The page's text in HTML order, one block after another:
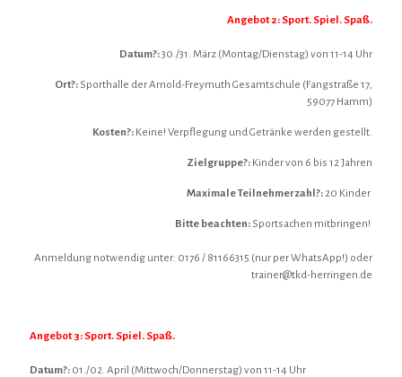
Angebot 2: Sport. Spiel. Spaß.
Datum?:30./31. März (Montag/Dienstag) von 11-14 Uhr
Ort?: Sporthalle der Arnold-Freymuth Gesamtschule (Fangstraße 17,
59077 Hamm)
Kosten?: Keine! Verpflegung und Getränke werden gestellt.
Zielgruppe?: Kinder von 6 bis 12 Jahren
Maximale Teilnehmerzahl?: 20 Kinder
Bitte beachten: Sportsachen mitbringen!
Anmeldung notwendig unter: 0176 / 81166315 (nur per WhatsApp!) oder
trainer@tkd-herringen.de
Angebot 3: Sport. Spiel. Spaß.
Datum?: 01./02. April (Mittwoch/Donnerstag) von 11-14 Uhr